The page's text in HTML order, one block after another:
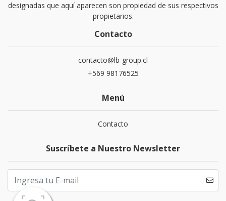
designadas que aquí aparecen son propiedad de sus respectivos
propietarios.
Contacto
contacto@lb-group.cl
+569 98176525
Menú
Contacto
Suscríbete a Nuestro Newsletter